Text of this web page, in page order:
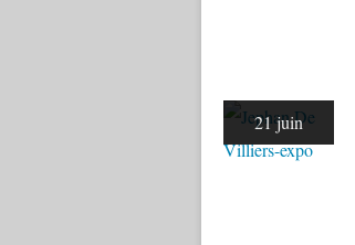
21 juin